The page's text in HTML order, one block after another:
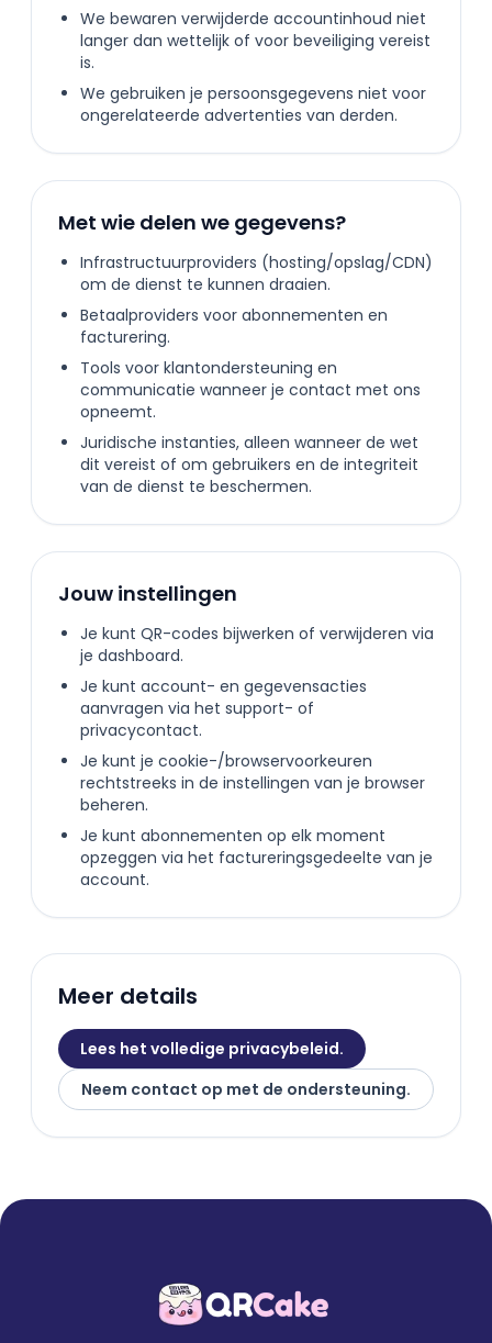
We bewaren verwijderde accountinhoud niet
langer dan wettelijk of voor beveiliging vereist
is.
We gebruiken je persoonsgegevens niet voor
ongerelateerde advertenties van derden.
Met wie delen we gegevens?
Infrastructuurproviders (hosting/opslag/CDN)
om de dienst te kunnen draaien.
Betaalproviders voor abonnementen en
facturering.
Tools voor klantondersteuning en
communicatie wanneer je contact met ons
opneemt.
Juridische instanties, alleen wanneer de wet
dit vereist of om gebruikers en de integriteit
van de dienst te beschermen.
Jouw instellingen
Je kunt QR-codes bijwerken of verwijderen via
je dashboard.
Je kunt account- en gegevensacties
aanvragen via het support- of
privacycontact.
Je kunt je cookie-/browservoorkeuren
rechtstreeks in de instellingen van je browser
beheren.
Je kunt abonnementen op elk moment
opzeggen via het factureringsgedeelte van je
account.
Meer details
Lees het volledige privacybeleid.
Neem contact op met de ondersteuning.